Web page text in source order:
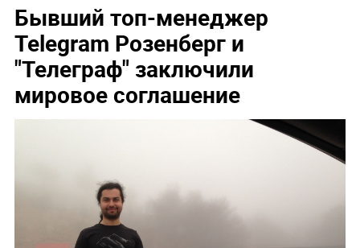
Бывший топ-менеджер
Telegram Розенберг и
"Телеграф" заключили
мировое соглашение